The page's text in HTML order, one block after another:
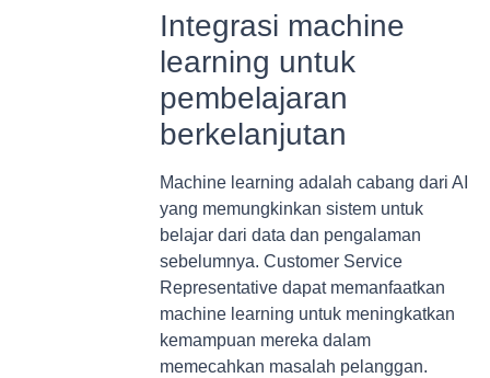
Integrasi machine
learning untuk
pembelajaran
berkelanjutan
Machine learning adalah cabang dari AI
yang memungkinkan sistem untuk
belajar dari data dan pengalaman
sebelumnya. Customer Service
Representative dapat memanfaatkan
machine learning untuk meningkatkan
kemampuan mereka dalam
memecahkan masalah pelanggan.